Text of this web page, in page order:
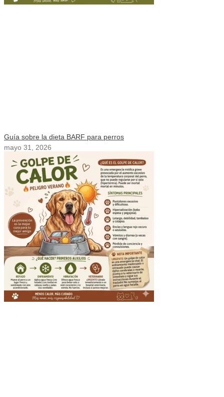
Guía sobre la dieta BARF para perros
mayo 31, 2026